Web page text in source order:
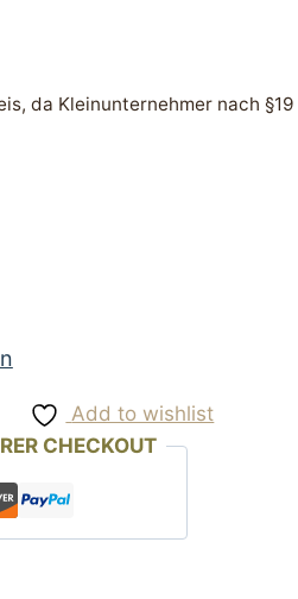
da Kleinunternehmer nach §19
Add to wishlist
CHECKOUT